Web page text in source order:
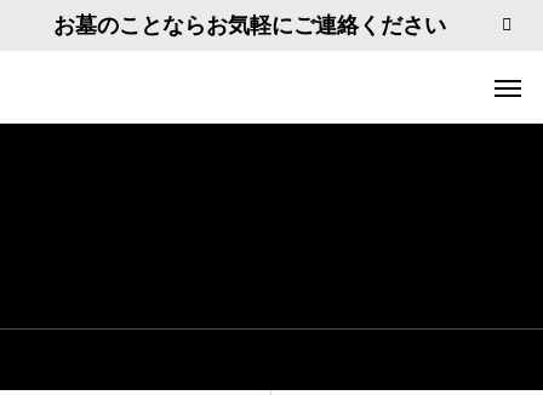
お墓のことならお気軽にご連絡ください